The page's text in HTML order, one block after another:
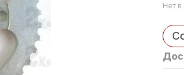
Нет в